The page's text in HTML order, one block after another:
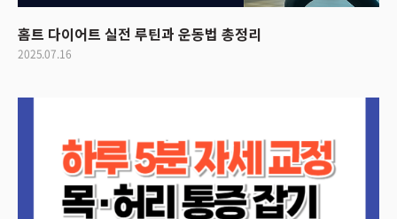
홈트 다이어트 실전 루틴과 운동법 총정리
2025.07.16